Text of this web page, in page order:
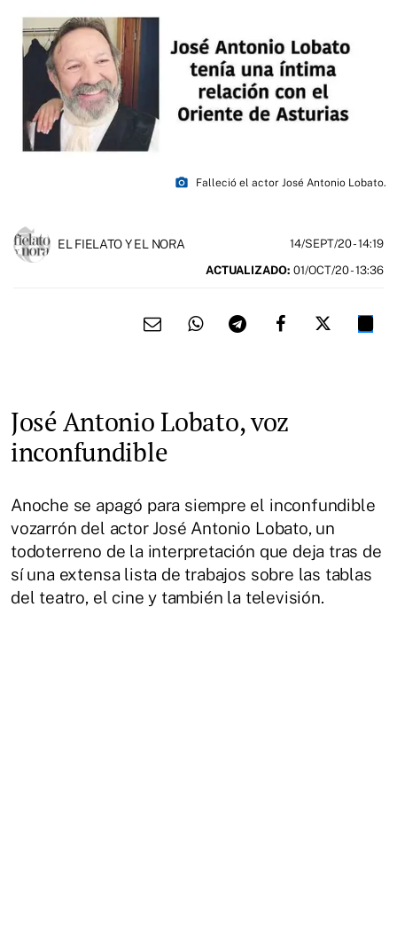
photo_camera Falleció el actor José Antonio Lobato.
EL FIELATO Y EL NORA 14/SEPT/20- 14:19
ACTUALIZADO: 01/OCT/20 - 13:36
José Antonio Lobato, voz
inconfundible
Anoche se apagó para siempre el inconfundible
vozarrón del actor José Antonio Lobato, un
todoterreno de la interpretación que deja tras de
sí una extensa lista de trabajos sobre las tablas
del teatro, el cine y también la televisión.